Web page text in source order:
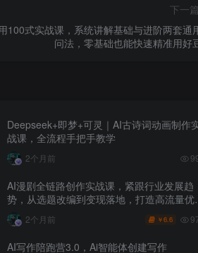
下一
100式实战课，系统讲解基础与进阶两套通
问法，零基础也能快速精准用好
Deepseek+即梦+可灵｜AI古诗词动画制作
战课，全流程手把手教学
2个月前
AI漫剧全链路创作实战课，紧跟行业发展趋
势，从选题改编到变现落地，打造高流量优
作品
2个月前 ￥6.6
AI写作陪跑营3.0，Ai智能体创建写作